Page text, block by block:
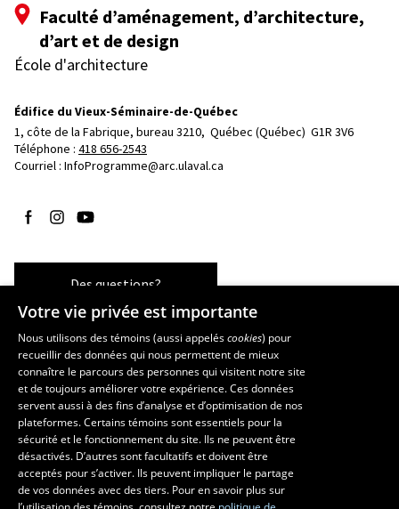
Faculté d’aménagement, d’architecture,
d’art et de design
École d'architecture
Édifice du Vieux-Séminaire-de-Québec
1, côte de la Fabrique, bureau 3210, Québec (Québec)  G1R 3V6
Téléphone : 418 656-2543
Courriel : InfoProgramme@arc.ulaval.ca
Suivez-nous sur Facebook
Suivez-nous sur Instagram
Suivez-nous sur YouTube
Des questions?
Les écoles et la recherche
École d’art
École supérieure d’aménagement du territoire et de développement
régional
École de design
Centre de recherche en aménagement et développement
Votre vie privée est importante
Nous utilisons des témoins (aussi appeléscookies) pour
recueillir des données qui nous permettent de mieux
connaître le parcours des personnes qui visitent notre site
et de toujours améliorer votre expérience. Ces données
servent aussi à des fins d’analyse et d’optimisation de nos
plateformes. Certains témoins sont essentiels pour la
sécurité et le fonctionnement du site. Ils ne peuvent être
désactivés. D’autres sont facultatifs et doivent être
acceptés pour s’activer. Ils peuvent impliquer le partage
de vos données avec des tiers. Pour en savoir plus sur